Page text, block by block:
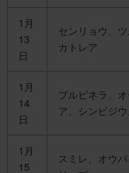
1月
13
日
センリョウ、
カトレア
1月
14
日
ブルビネラ、
ア、シンビジ
1月
15
スミレ、オウ